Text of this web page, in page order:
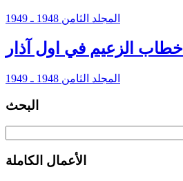
المجلد الثامن 1948 ـ 1949
خطاب الزعيم في اول آذار
المجلد الثامن 1948 ـ 1949
البحث
الأعمال الكاملة